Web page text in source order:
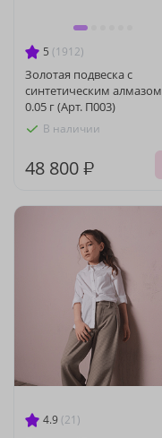
5 (1912)
Золотая подвеска с
синтетическим алмазом
0.05 г (Арт. П003)
В наличии
48 800 ₽
4.9 (21)